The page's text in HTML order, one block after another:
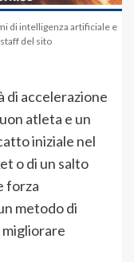
di intelligenza artificiale e
del sito
di accelerazione
atleta e un
iniziale nel
o di un salto
forza
metodo di